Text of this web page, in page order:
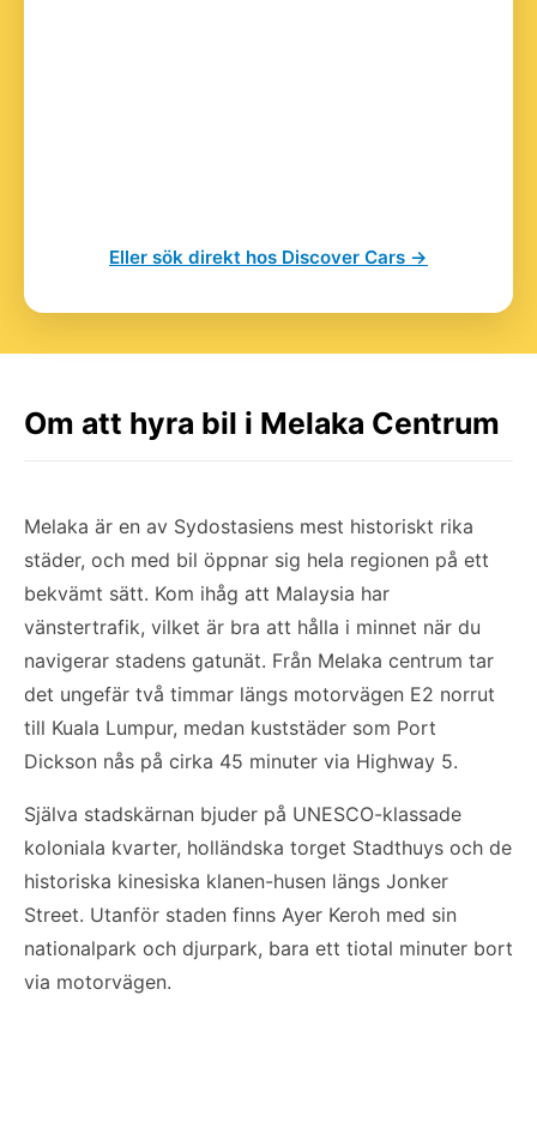
Eller sök direkt hos Discover Cars →
Om att hyra bil i Melaka Centrum
Melaka är en av Sydostasiens mest historiskt rika
städer, och med bil öppnar sig hela regionen på ett
bekvämt sätt. Kom ihåg att Malaysia har
vänstertrafik, vilket är bra att hålla i minnet när du
navigerar stadens gatunät. Från Melaka centrum tar
det ungefär två timmar längs motorvägen E2 norrut
till Kuala Lumpur, medan kuststäder som Port
Dickson nås på cirka 45 minuter via Highway 5.
Själva stadskärnan bjuder på UNESCO-klassade
koloniala kvarter, holländska torget Stadthuys och de
historiska kinesiska klanen-husen längs Jonker
Street. Utanför staden finns Ayer Keroh med sin
nationalpark och djurpark, bara ett tiotal minuter bort
via motorvägen.